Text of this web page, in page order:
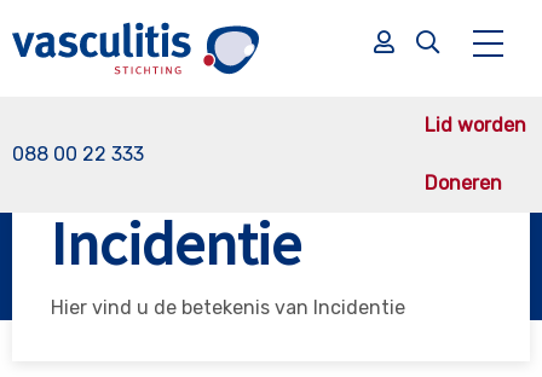
088 00 22 333
Lid worden
Doneren
ZoekIncidentie
Hier vind u de betekenis van Incidentie